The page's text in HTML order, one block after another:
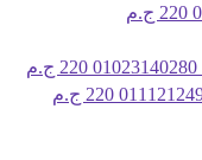
220 ج.م
220 ج.م
220 ج.م